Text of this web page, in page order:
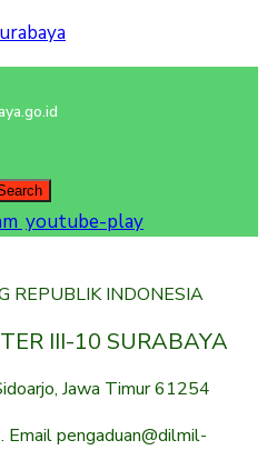
youtube-play
REPUBLIK INDONESIA
III-10 SURABAYA
Jawa Timur 61254
pengaduan@dilmil-